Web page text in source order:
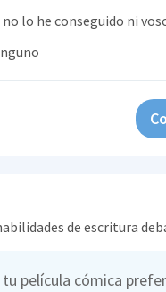
no lo he conseguido ni
de escritura
tu película cómica